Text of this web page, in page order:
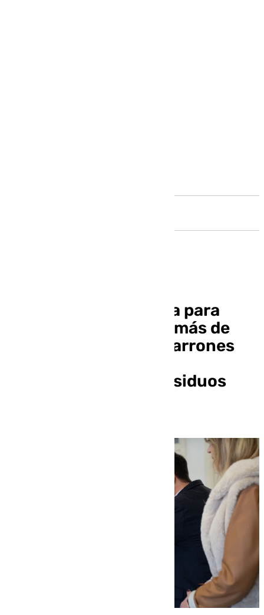
Arranca una campaña para
enseñar el uso de los más de
200 contenedores marrones
Benalmádena para residuos